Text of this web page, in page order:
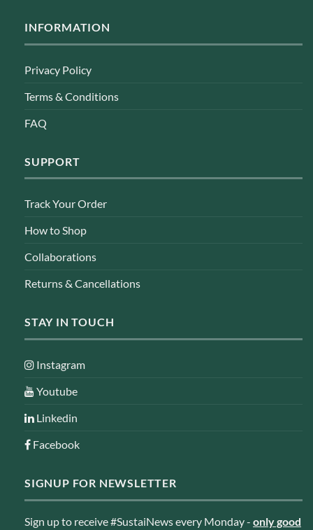
INFORMATION
Privacy Policy
Terms & Conditions
FAQ
SUPPORT
Track Your Order
How to Shop
Collaborations
Returns & Cancellations
STAY IN TOUCH
Instagram
Youtube
Linkedin
Facebook
SIGNUP FOR NEWSLETTER
Sign up to receive #SustaiNews every Monday - only good